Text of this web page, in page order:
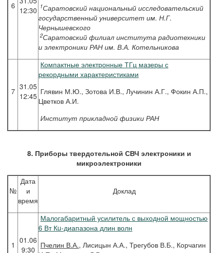
6 12:30 1Саратовский национальный исследовательский
государственный университет им. Н.Г.
Чернышевского
2Саратовский филиал института радиотехники
и электроники РАН им. В.А. Котельникова
7 31.05
12:45
Компактные электронные ТГц мазеры с
рекордными характеристиками
Глявин М.Ю., Зотова И.В., Лучинин А.Г., Фокин А.П.,
Цветков А.И.
Институт прикладной физики РАН
8. Приборы твердотельной СВЧ электроники и
микроэлектроники
№
Дата
и
время
Доклад
1 01.06
9:30
Малогабаритный усилитель с выходной мощностью
6 Вт Кu-диапазона длин волн
Пчелин В.А., Лисицын А.А., Трегубов В.Б., Корчагин